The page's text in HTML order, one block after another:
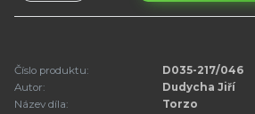
Číslo produktu:
D035-217/046
Autor:
Dudycha Jiří
Název díla:
Torzo